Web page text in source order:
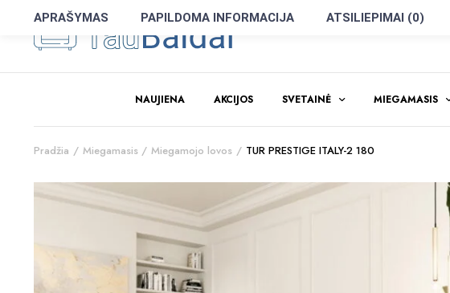
NAUJIENA AKCIJOS SVETAINĖ MIEGAMASIS
Pradžia Miegamasis Miegamojo lovos TUR PRESTIGE ITALY-2 180
APRAŠYMAS PAPILDOMA INFORMACIJA ATSILIEPIMAI (0)